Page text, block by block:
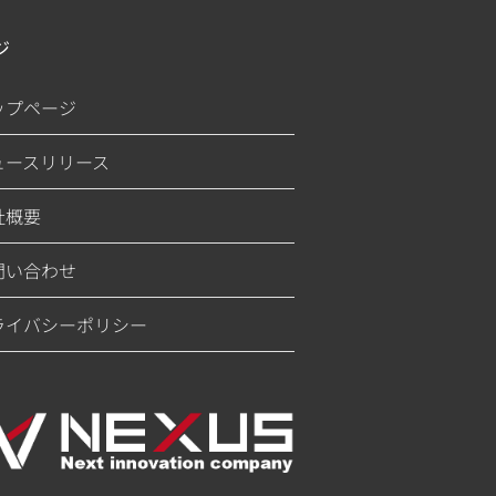
プページ
ースリリース
概要
い合わせ
イバシーポリシー